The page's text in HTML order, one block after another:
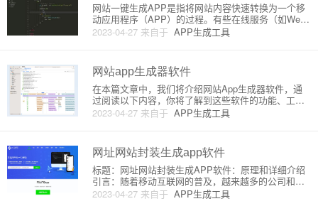
2023-04-27 来自于 APP生成工具
网站一键生成APP是指将网站内容快速转换为一个移
动应用程序（APP）的过程。有些在线服务（如Web
View、AppyPie等）允许您仅需几次点击就能实现这
一点。以下是网站一键生成APP的原理和详细介绍。
网站app生成器软件
2023-04-27 来自于 APP生成工具
在本篇文章中，我们将介绍网站App生成器软件，通
过阅读以下内容，你将了解到这些软件的功能、工作
原理，以及一些市场上备受欢迎的网站App生成器。
网站App生成器软件是一种可以将现有网站转化为适
够通过简单的操作，将
网址网站封装生成app软件
2023-04-27 来自于 APP生成工具
标题：网址网站封装生成APP软件：原理和详细介绍
引言：随着移动互联网的普及，越来越多的公司和个
人开始将自己的网站转换为移动应用程序。一种快
速、经济的方法是使用网址网站封装生成APP软件，